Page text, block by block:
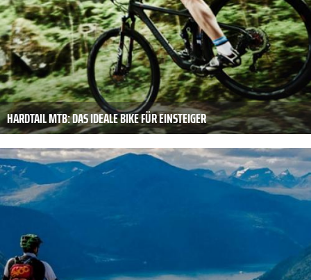
HARDTAIL MTB: DAS IDEALE BIKE FÜR EINSTEIGER